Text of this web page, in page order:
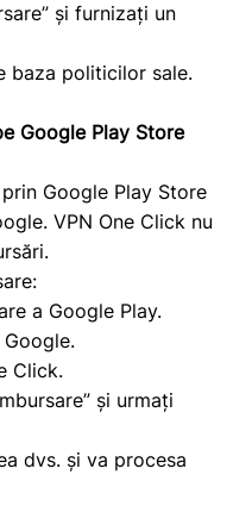
și furnizați un
baza politicilor sale.
Google Play Store
Google Play Store
VPN One Click nu
a Google Play.
Click.
și urmați
dvs. și va procesa